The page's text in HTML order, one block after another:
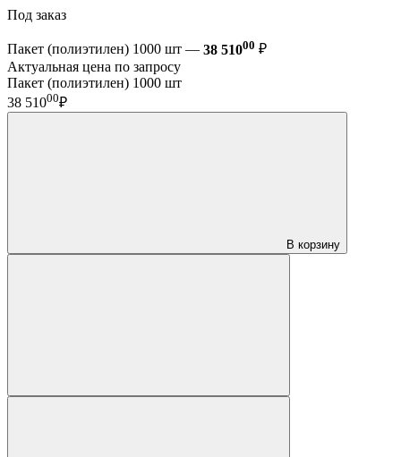
Под заказ
Пакет (полиэтилен) 1000 шт — 38 51000 ₽
Актуальная цена по запросу
Пакет (полиэтилен) 1000 шт
38 51000₽
В корзину